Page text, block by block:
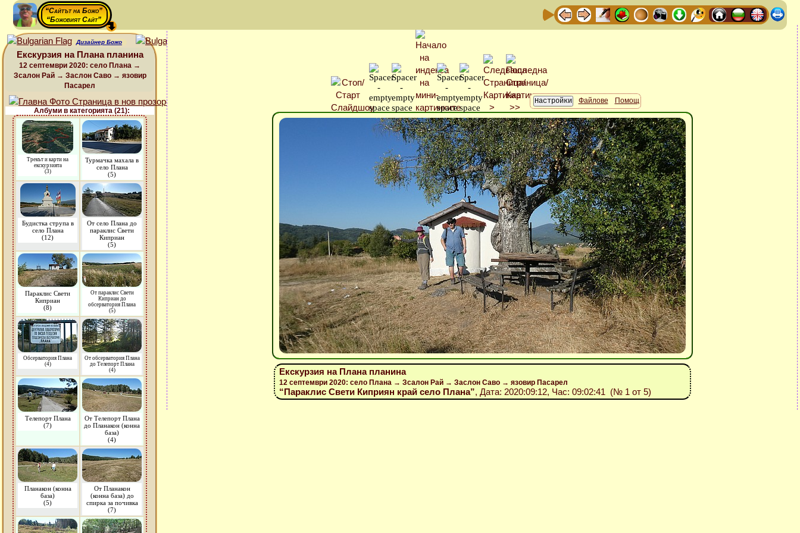
“Сайтът на Божо”
“Божовият Сайт”
Дизайнер Божо
Екскурзия на Плана планина
12 септември 2020: село Плана →
Зсалон Рай → Заслон Саво → язовир
Пасарел
Албуми в категорията (21):
Трекът и карти на
екскурзията
(3)
Турмачка махала в
село Плана
(5)
Будистка струпа в
село Плана
(12)
От село Плана до
параклис Свети
Киприан
(5)
Параклис Свети
Киприан
(8)
От параклис Свети
Киприан до
обсерватория Плана
(5)
Обсерватория Плана
(4)
От обсерватория Плана
до Телепорт Плана
(4)
Телепорт Плана
(7)
От Телепорт Плана
до Планакон (конна
база)
(4)
Планакон (конна
база)
(5)
От Планакон
(конна база) до
спирка за почивка
(7)
Файлове Помощ
Екскурзия на Плана планина
12 септември 2020: село Плана → Зсалон Рай → Заслон Саво → язовир Пасарел
“Параклис Свети Киприян край село Плана”, Дата: 2020:09:12, Час: 09:02:41 (№ 1 от 5)